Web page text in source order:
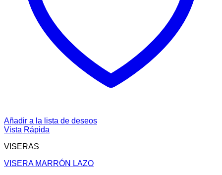
Añadir a la lista de deseos
Vista Rápida
VISERAS
VISERA MARRÓN LAZO